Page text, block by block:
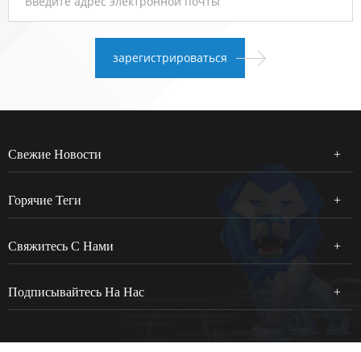
Свежие Новости
Горячие Теги
Свяжитесь С Нами
Подписывайтесь На Нас